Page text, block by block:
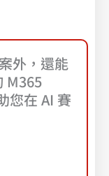
外，還能
M365
您在 AI 賽